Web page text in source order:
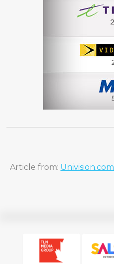
Article from: Univision.com